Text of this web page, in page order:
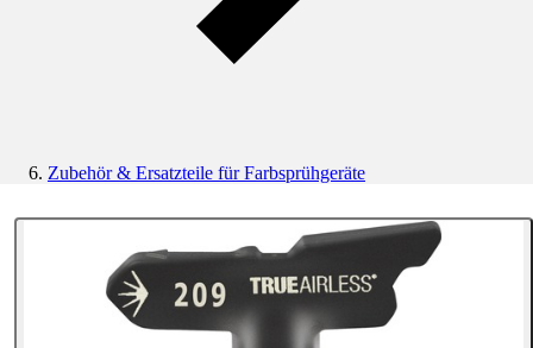
Zubehör & Ersatzteile für Farbsprühgeräte